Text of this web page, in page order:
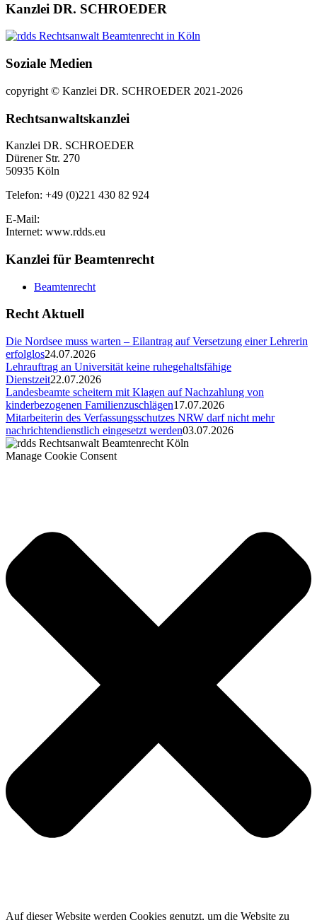
Kanzlei DR. SCHROEDER
Soziale Medien
copyright © Kanzlei DR. SCHROEDER 2021-2026
Rechtsanwaltskanzlei
Kanzlei DR. SCHROEDER
Dürener Str. 270
50935 Köln
Telefon: +49 (0)221 430 82 924
E-Mail:
Internet: www.rdds.eu
Kanzlei für Beamtenrecht
Beamtenrecht
Recht Aktuell
Die Nordsee muss warten – Eilantrag auf Versetzung einer Lehrerin
erfolglos24.07.2026
Lehrauftrag an Universität keine ruhegehaltsfähige
Dienstzeit22.07.2026
Landesbeamte scheitern mit Klagen auf Nachzahlung von
kinderbezogenen Familienzuschlägen17.07.2026
Mitarbeiterin des Verfassungsschutzes NRW darf nicht mehr
nachrichtendienstlich eingesetzt werden03.07.2026
Manage Cookie Consent
Auf dieser Website werden Cookies genutzt, um die Website zu